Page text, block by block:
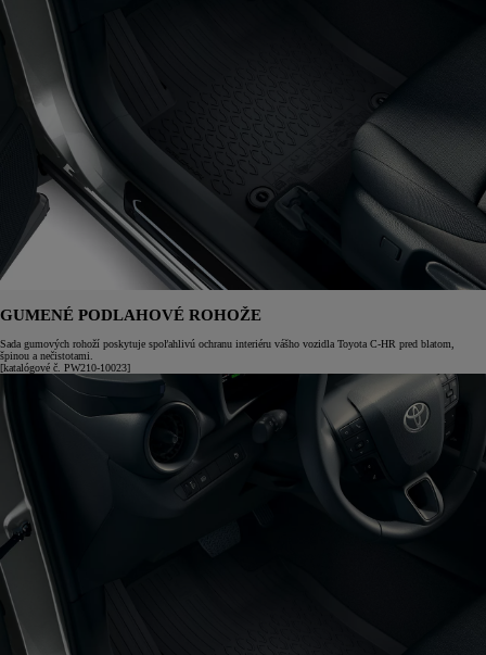
GUMENÉ PODLAHOVÉ ROHOŽE
Sada gumových rohoží poskytuje spoľahlivú ochranu interiéru vášho vozidla Toyota C-HR pred blatom,
špinou a nečistotami.
[katalógové č. PW210-10023]